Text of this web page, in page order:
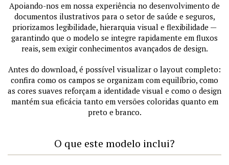
Apoiando-nos em nossa experiência no desenvolvimento de
documentos ilustrativos para o setor de saúde e seguros,
priorizamos legibilidade, hierarquia visual e flexibilidade —
garantindo que o modelo se integre rapidamente em fluxos
reais, sem exigir conhecimentos avançados de design.
Antes do download, é possível visualizar o layout completo:
confira como os campos se organizam com equilíbrio, como
as cores suaves reforçam a identidade visual e como o design
mantém sua eficácia tanto em versões coloridas quanto em
preto e branco.
O que este modelo inclui?